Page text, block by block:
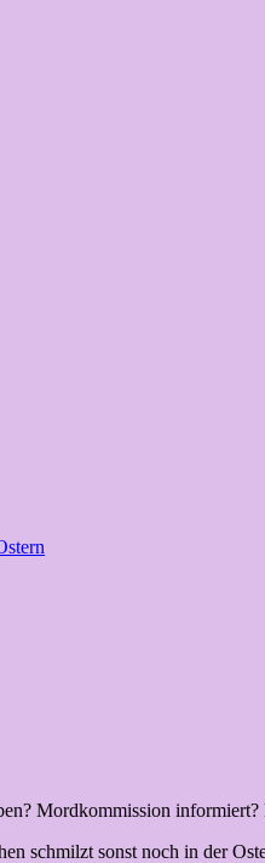
Mordkommission
schmilzt sonst noch in der